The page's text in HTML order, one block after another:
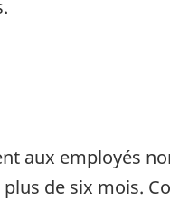
aux employés
de six mois.